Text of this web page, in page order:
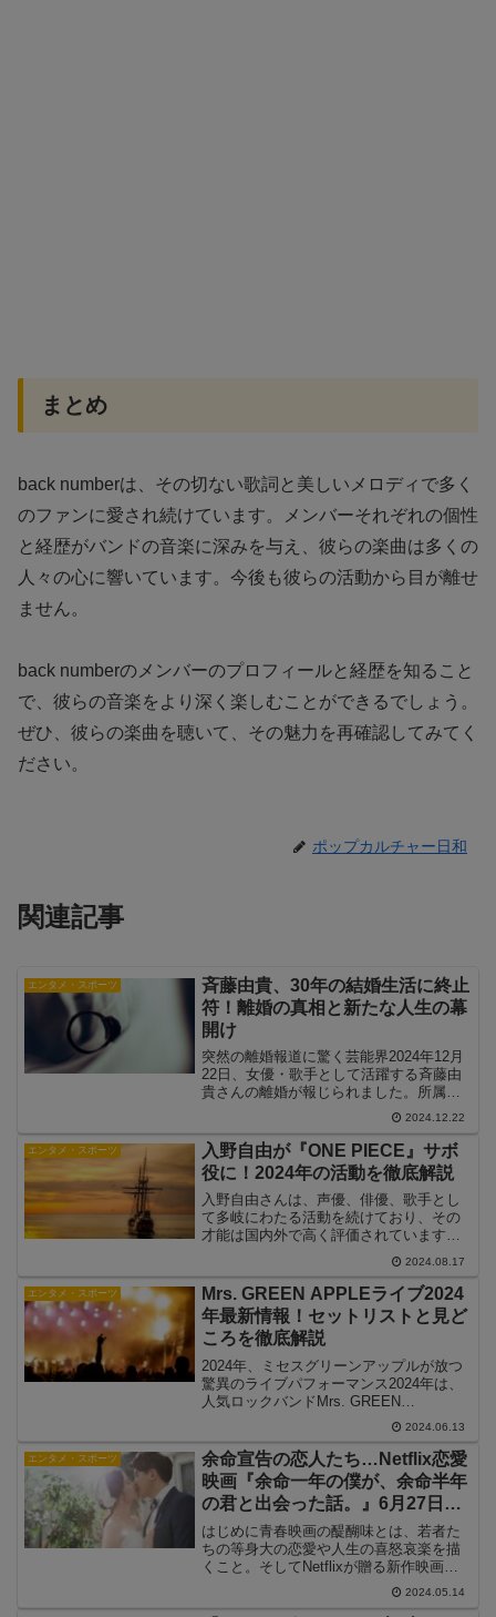
まとめ
back numberは、その切ない歌詞と美しいメロディで多く
のファンに愛され続けています。メンバーそれぞれの個性
と経歴がバンドの音楽に深みを与え、彼らの楽曲は多くの
人々の心に響いています。今後も彼らの活動から目が離せ
ません。
back numberのメンバーのプロフィールと経歴を知ること
で、彼らの音楽をより深く楽しむことができるでしょう。
ぜひ、彼らの楽曲を聴いて、その魅力を再確認してみてく
ださい。
ポップカルチャー日和
関連記事
エンタメ・スポーツ
斉藤由貴、30年の結婚生活に終止
符！離婚の真相と新たな人生の幕
開け
突然の離婚報道に驚く芸能界2024年12月
22日、女優・歌手として活躍する斉藤由
貴さんの離婚が報じられました。所属事
務所も事実であることを認め、芸能界に
衝撃が走りました。斉藤さんは1994年12
月に一般男性と結婚し、約30年にわたる
結婚生活...
2024.12.22
エンタメ・スポーツ
入野自由が『ONE PIECE』サボ
役に！2024年の活動を徹底解説
入野自由さんは、声優、俳優、歌手とし
て多岐にわたる活動を続けており、その
才能は国内外で高く評価されています。
ここでは、彼のこれまでの出演作品や音
楽活動、そして2024年の最新情報につい
て詳しく解説します。アニメ出演入野自
由さんは、数多くのア...
2024.08.17
エンタメ・スポーツ
Mrs. GREEN APPLEライブ2024
年最新情報！セットリストと見ど
ころを徹底解説
2024年、ミセスグリーンアップルが放つ
驚異のライブパフォーマンス2024年は、
人気ロックバンドMrs. GREEN
APPLE(ミセス・グリーン・アップル、以
下ミセス)にとって記念すべき年となりそ
うです。彼らは今年、史上最大規模のラ
イブを...
2024.06.13
エンタメ・スポーツ
余命宣告の恋人たち…Netflix恋愛
映画『余命一年の僕が、余命半年
の君と出会った話。』6月27日独
占配信!永瀬廉&出口夏希の切ない
恋に酔いしれろ
はじめに青春映画の醍醐味とは、若者た
ちの等身大の恋愛や人生の喜怒哀楽を描
くこと。そしてNetflixが贈る新作映画
『余命一年の僕が、余命半年の君と出会
った話。』は、まさにそんな要素を全て
2024.05.14